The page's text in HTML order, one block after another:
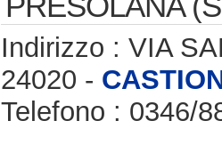
Indirizzo : VIA
24020 -
Telefono : 0346/